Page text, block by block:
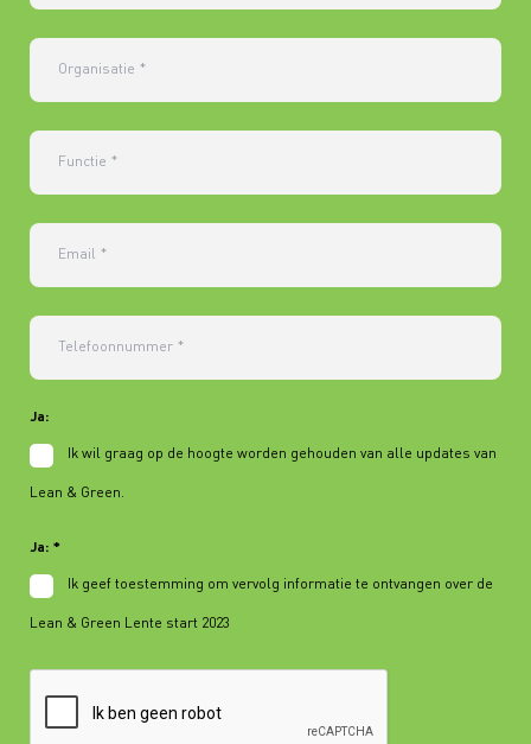
Organisatie *
Functie *
Email *
Telefoonnummer *
Ja:
Ik wil graag op de hoogte worden gehouden van alle updates van
Lean & Green.
Ja: *
Ik geef toestemming om vervolg informatie te ontvangen over de
Lean & Green Lente start 2023